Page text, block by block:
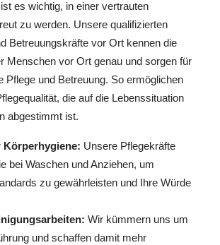
es wichtig, in einer vertrauten
zu werden. Unsere qualifizierten
Betreuungskräfte vor Ort kennen die
Menschen vor Ort genau und sorgen für
Pflege und Betreuung. So ermöglichen
die auf die Lebenssituation
abgestimmt ist.
Körperhygiene: Unsere Pflegekräfte
bei Waschen und Anziehen, um
zu gewährleisten und Ihre Würde
Wir kümmern uns um
und schaffen damit mehr